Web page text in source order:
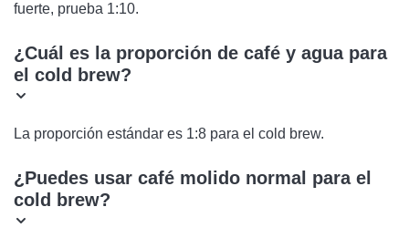
fuerte, prueba 1:10.
¿Cuál es la proporción de café y agua para
el cold brew?
La proporción estándar es 1:8 para el cold brew.
¿Puedes usar café molido normal para el
cold brew?